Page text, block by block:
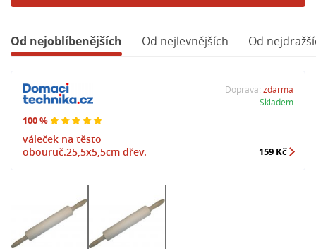
Od nejoblíbenějších Od nejlevnějších Od
100 %
váleček na těsto
obouruč.25,5x5,5cm dřev.
Doprava: zdarma
Skladem
159 Kč